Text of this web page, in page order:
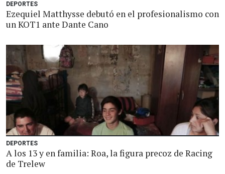
DEPORTES
Ezequiel Matthysse debutó en el profesionalismo con
un KOT1 ante Dante Cano
DEPORTES
A los 13 y en familia: Roa, la figura precoz de Racing
de Trelew